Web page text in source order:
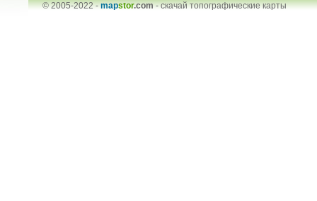
© 2005-2022 -mapstor.com-скачай топографические карты